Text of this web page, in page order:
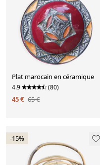
Plat marocain en céramique
4.9 (80)
45 € 65 €
-15%